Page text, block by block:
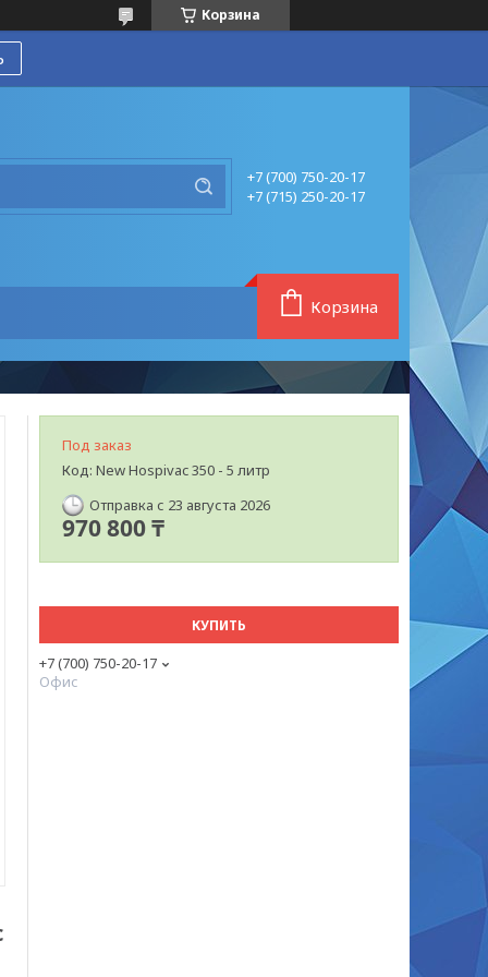
Корзина
+7 (700) 750-20-17
+7 (715) 250-20-17
Корзина
Под заказ
Код: New Hospivac 350 - 5 литр
Отправка с 23 августа 2026
970 800 ₸
КУПИТЬ
+7 (700) 750-20-17
Офис